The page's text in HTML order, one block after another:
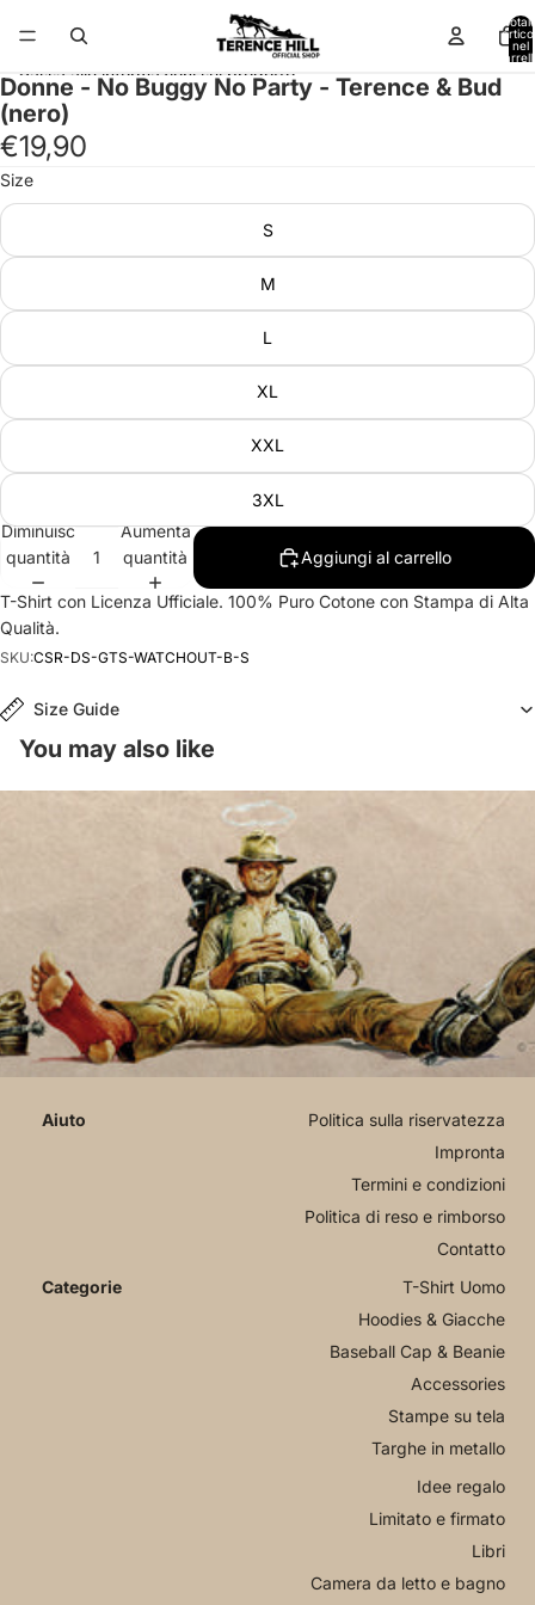
nel
Passa alle informazioni sul prodotto
Donne - No Buggy No Party - Terence & Bud
(nero)
€19,90
Size
S
M
L
XL
XXL
3XL
Diminuisci
quantità
Aumenta
quantità
Aggiungi al carrello
T-Shirt con Licenza Ufficiale. 100% Puro Cotone con Stampa di Alta
Qualità.
SKU:CSR-DS-GTS-WATCHOUT-B-S
Size Guide
You may also like
Politica sulla riservatezza
Impronta
Termini e condizioni
Politica di reso e rimborso
Contatto
T-Shirt Uomo
Hoodies & Giacche
Baseball Cap & Beanie
Accessories
Stampe su tela
Targhe in metallo
Idee regalo
Limitato e firmato
Libri
Camera da letto e bagno